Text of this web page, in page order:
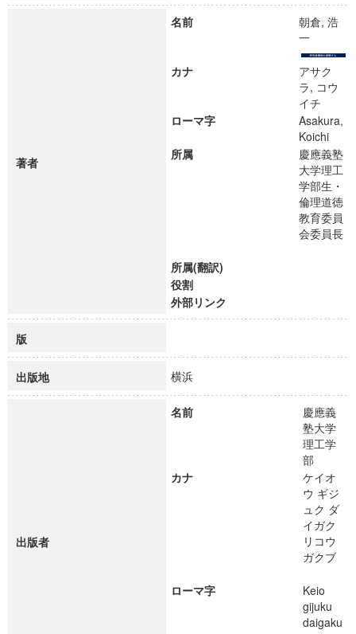
著者
名前
朝倉, 浩
一
カナ
アサク
ラ, コウ
イチ
ローマ字
Asakura,
Koichi
所属
慶應義塾
大学理工
学部生・
倫理道徳
教育委員
会委員長
所属(翻訳)
役割
外部リンク
版
出版地 横浜
出版者
名前
慶應義
塾大学
理工学
部
カナ
ケイオ
ウ ギジ
ュク ダ
イガク
リコウ
ガクブ
ローマ字
Keio
gijuku
daigaku